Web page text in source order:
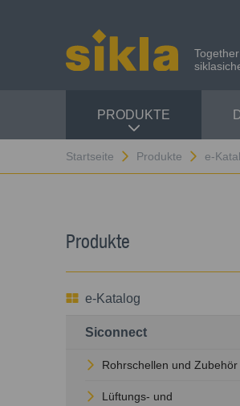
PRODUKTE
Startseite Produkte e-
Produkte
e-Katalog
Siconnect
Rohrschellen und Zubehör
Lüftungs- und